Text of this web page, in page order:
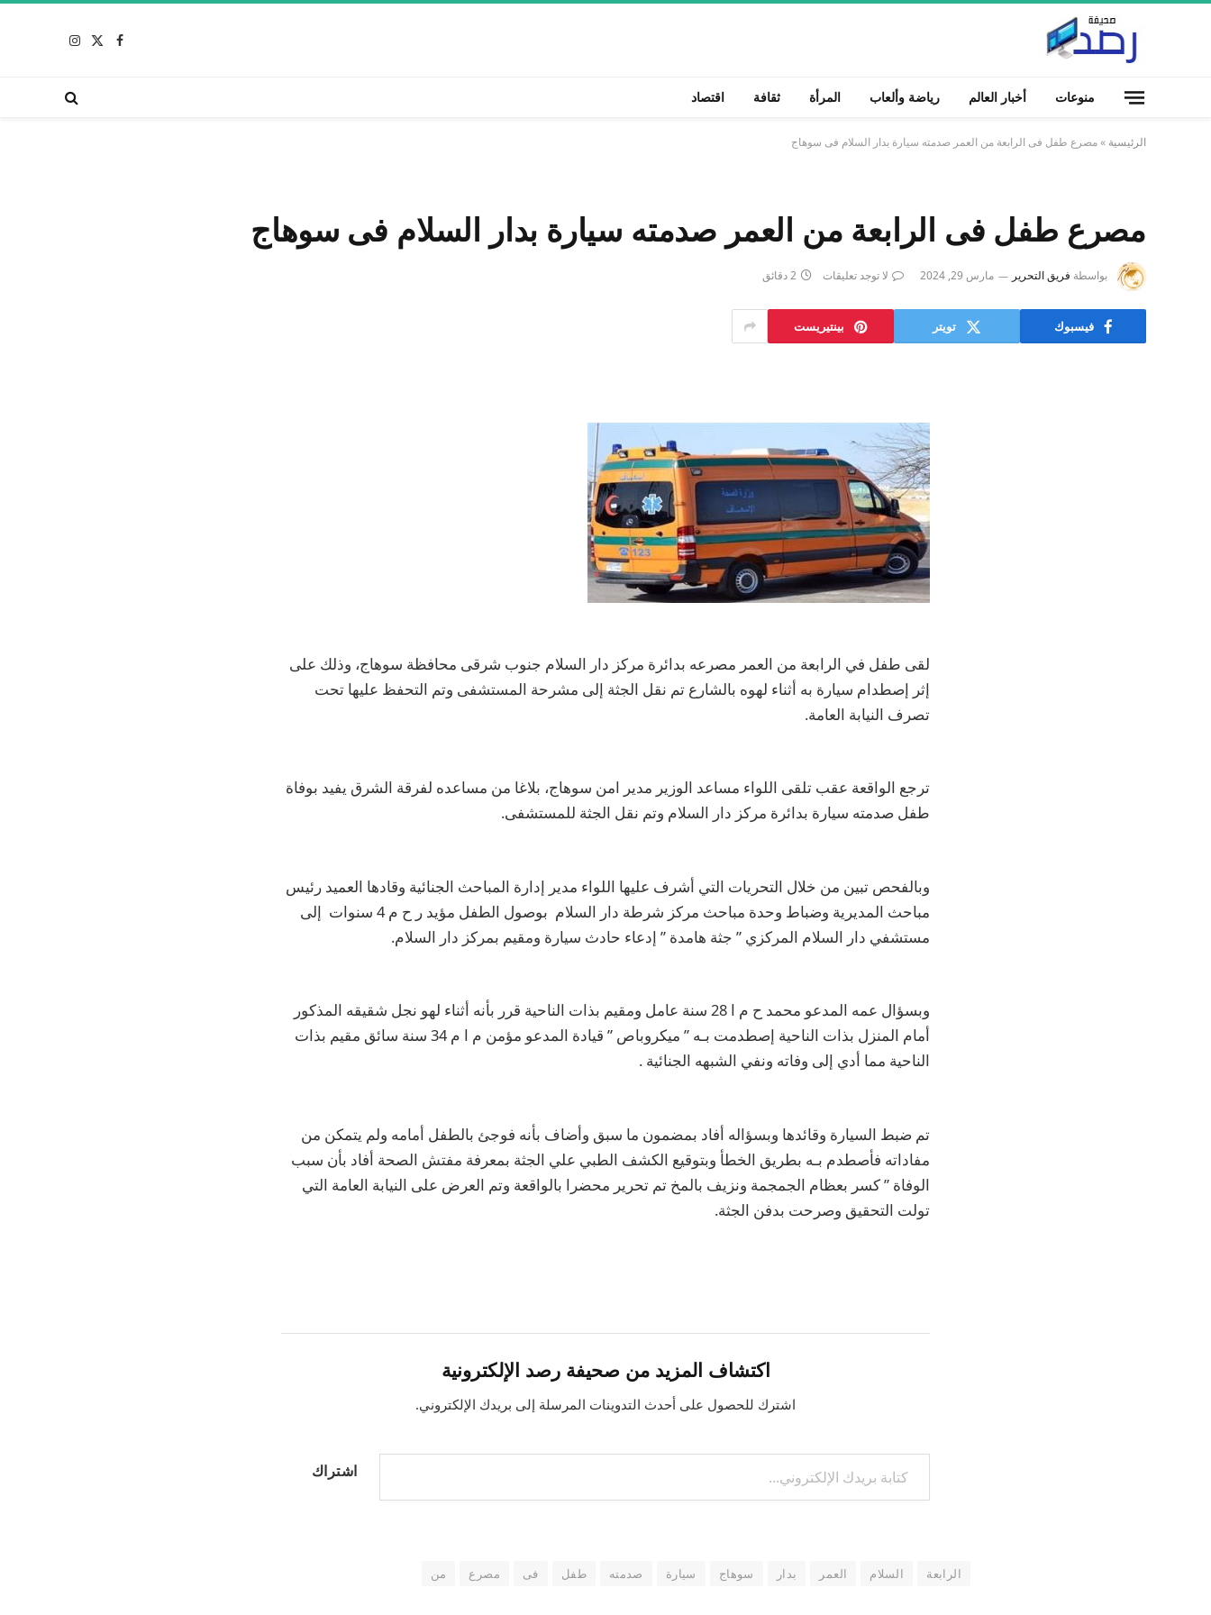
فيسبوك
X
الانستغرام
منوعات أخبار العالم رياضة وألعاب المرأة ثقافة اقتصاد
الرئيسية »مصرع طفل فى الرابعة من العمر صدمته سيارة بدار السلام فى سوهاج
مصرع طفل فى الرابعة من العمر صدمته سيارة بدار السلام فى سوهاج
بواسطة فريق التحرير مارس 29, 2024 لا توجد تعليقات 2 دقائق
فيسبوك تويتر بينتيريست
لقى طفل في الرابعة من العمر مصرعه بدائرة مركز دار السلام جنوب شرقى محافظة سوهاج، وذلك على
إثر إصطدام سيارة به أثناء لهوه بالشارع تم نقل الجثة إلى مشرحة المستشفى وتم التحفظ عليها تحت
تصرف النيابة العامة.
ترجع الواقعة عقب تلقى اللواء مساعد الوزير مدير امن سوهاج، بلاغا من مساعده لفرقة الشرق يفيد بوفاة
طفل صدمته سيارة بدائرة مركز دار السلام وتم نقل الجثة للمستشفى.
وبالفحص تبين من خلال التحريات التي أشرف عليها اللواء مدير إدارة المباحث الجنائية وقادها العميد رئيس
مباحث المديرية وضباط وحدة مباحث مركز شرطة دار السلام بوصول الطفل مؤيد ر ح م 4 سنوات إلى
مستشفي دار السلام المركزي ” جثة هامدة ” إدعاء حادث سيارة ومقيم بمركز دار السلام.
وبسؤال عمه المدعو محمد ح م ا 28 سنة عامل ومقيم بذات الناحية قرر بأنه أثناء لهو نجل شقيقه المذكور
أمام المنزل بذات الناحية إصطدمت بـه ” ميكروباص ” قيادة المدعو مؤمن م ا م 34 سنة سائق مقيم بذات
الناحية مما أدي إلى وفاته ونفي الشبهه الجنائية .
تم ضبط السيارة وقائدها وبسؤاله أفاد بمضمون ما سبق وأضاف بأنه فوجئ بالطفل أمامه ولم يتمكن من
مفاداته فأصطدم بـه بطريق الخطأ وبتوقيع الكشف الطبي علي الجثة بمعرفة مفتش الصحة أفاد بأن سبب
الوفاة ” كسر بعظام الجمجمة ونزيف بالمخ تم تحرير محضرا بالواقعة وتم العرض على النيابة العامة التي
تولت التحقيق وصرحت بدفن الجثة.
اكتشاف المزيد من صحيفة رصد الإلكترونية
اشترك للحصول على أحدث التدوينات المرسلة إلى بريدك الإلكتروني.
كتابة بريدك الإلكتروني...
اشتراك
الرابعة السلام العمر بدار سوهاج سيارة صدمته طفل فى مصرع من